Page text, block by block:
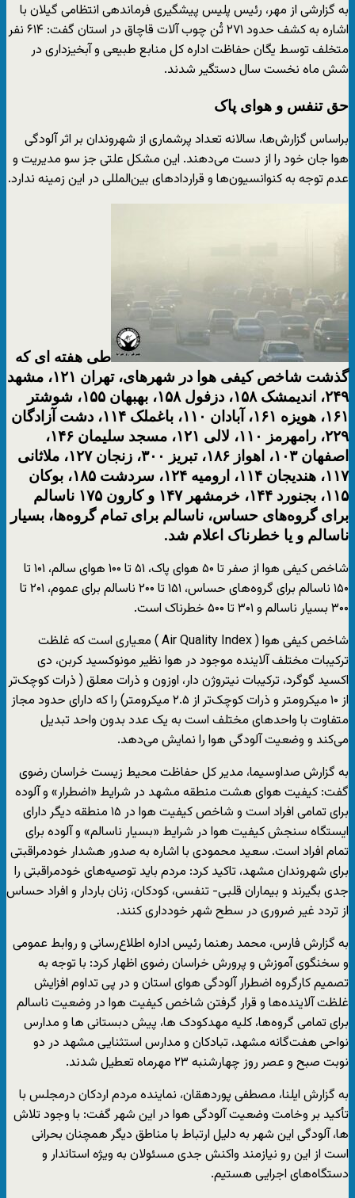
به گزارشی از مهر، رئیس پلیس پیشگیری فرماندهی انتظامی گیلان با
اشاره به کشف حدود ۲۷۱ تُن چوب آلات قاچاق در استان گفت: ۶۱۴ نفر
متخلف توسط یگان حفاظت اداره کل منابع طبیعی و آبخیزداری در
شش ماه نخست سال دستگیر شدند.
حق تنفس و هوای پاک
براساس گزارش‌ها، سالانه تعداد پرشماری از شهروندان بر اثر آلودگی
هوا جان خود را از دست می‌دهند. این مشکل علتی جز سو مدیریت و
عدم توجه به کنوانسیون‌ها و قراردادهای بین‌المللی در این زمینه ندارد.
طی هفته ای که
گذشت شاخص کیفی هوا در شهرهای، تهران ۱۲۱، مشهد
۲۴۹، اندیمشک ۱۵۸، دزفول ۱۵۸، بهبهان ۱۵۵، شوشتر
۱۶۱، هویزه ۱۶۱، آبادان ۱۱۰، باغملک ۱۱۴، دشت آزادگان
۲۲۹، رامهرمز ۱۱۰، لالی ۱۲۱، مسجد سلیمان ۱۴۶،
اصفهان ۱۰۳، اهواز ۱۸۶، تبریز ۳۰۰، زنجان ۱۲۷، ملاثانی
۱۱۷، هندیجان ۱۱۴، ارومیه ۱۲۴، سردشت ۱۸۵، بوکان
۱۱۵، بجنورد ۱۴۴، خرمشهر
۱۴۷
و کارون ۱۷۵ ناسالم
برای گروه‌های حساس، ناسالم برای تمام گروه‌ها، بسیار
ناسالم و یا خطرناک اعلام شد.
شاخص کیفی هوا از صفر تا ۵۰ هوای پاک، ۵۱ تا ۱۰۰ هوای سالم، ۱۰۱ تا
۱۵۰ ناسالم برای گروه‌های حساس، ۱۵۱ تا ۲۰۰ ناسالم برای عموم، ۲۰۱ تا
۳۰۰ بسیار ناسالم و ۳۰۱ تا ۵۰۰ خطرناک است.
شاخص کیفی هوا ( Air Quality Index ) معیاری است که غلظت
ترکیبات مختلف آلاینده موجود در هوا نظیر مونوکسید کربن، دی
اکسید گوگرد، ترکیبات نیتروژن دار، اوزون و ذرات معلق ( ذرات کوچک‌تر
از ۱۰ میکرومتر و ذرات کوچک‌تر از ۲.۵ میکرومتر) را که دارای حدود مجاز
متفاوت با واحدهای مختلف است به یک عدد بدون واحد تبدیل
می‌کند و وضعیت آلودگی هوا را نمایش می‌دهد.
به گزارش صداوسیما، مدیر کل حفاظت محیط زیست خراسان رضوی
گفت: کیفیت هوای هشت منطقه مشهد در شرایط «اضطرار» و آلوده
برای تمامی افراد است و شاخص کیفیت هوا در ۱۵ منطقه دیگر دارای
ایستگاه سنجش کیفیت هوا در شرایط «بسیار ناسالم» و آلوده برای
تمام افراد است. سعید محمودی با اشاره به صدور هشدار خودمراقبتی
برای شهروندان مشهد، تاکید کرد: مردم باید توصیه‌های خودمراقبتی را
جدی بگیرند و بیماران قلبی- تنفسی، کودکان، زنان باردار و افراد حساس
از تردد غیر ضروری در سطح شهر خودداری کنند.
به گزارش فارس، محمد رهنما رئیس اداره اطلاع‌رسانی و روابط عمومی
و سخنگوی آموزش و پرورش خراسان رضوی اظهار کرد: با توجه به
تصمیم کارگروه اضطرار آلودگی هوای استان و در پی تداوم افزایش
غلظت آلاینده‌ها و قرار گرفتن شاخص کیفیت هوا در وضعیت ناسالم
برای تمامی گروه‌ها، کلیه مهدکودک ها، پیش دبستانی ها و مدارس
نواحی هفت‌گانه مشهد، تبادکان و مدارس استثنایی مشهد در دو
نوبت صبح و عصر روز چهارشنبه ۲۳ مهرماه تعطیل شدند.
به گزارش ایلنا، مصطفی پوردهقان، نماینده مردم اردکان درمجلس با
تأکید بر وخامت وضعیت آلودگی هوا در این شهر گفت: با وجود تلاش
ها، آلودگی این شهر به دلیل ارتباط با مناطق دیگر همچنان بحرانی
است از این رو نیازمند واکنش جدی مسئولان به ویژه استاندار و
دستگاه‌های اجرایی هستیم.